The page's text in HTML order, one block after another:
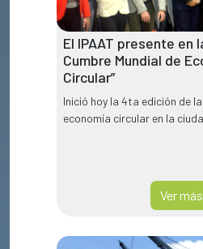
El IPAAT presente en
Cumbre Mundial de
Circular”
Inició hoy la 4ta edición de
economía circular en la
Ver más